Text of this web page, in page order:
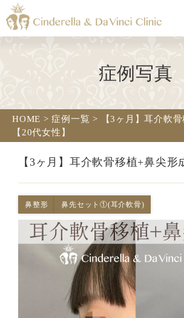
症例写真
HOME >症例一覧 >
【3ヶ月】耳介軟
【20代女性】
【3ヶ月】耳介軟骨移植+鼻尖形
鼻整形 鼻先セット①(耳介軟骨)